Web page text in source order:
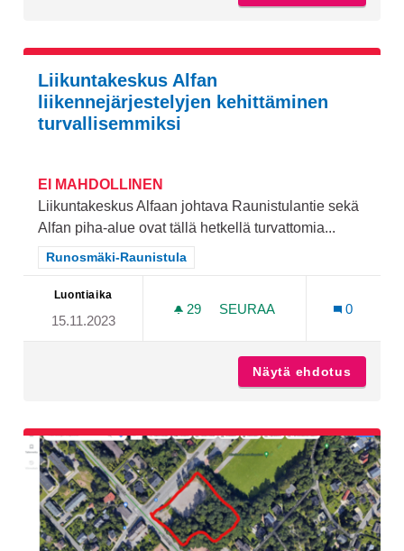
Liikuntakeskus Alfan
liikennejärjestelyjen kehittäminen
turvallisemmiksi
EI MAHDOLLINEN
Liikuntakeskus Alfaan johtava Raunistulantie sekä
Alfan piha-alue ovat tällä hetkellä turvattomia...
Rajaa tulokset teeman mukaan: Runosmäki-Raunistula
Runosmäki-Raunistula
Luontiaika
15.11.2023
29 29 SEURAAJAA
SEURAA
0
Näytä ehdotus